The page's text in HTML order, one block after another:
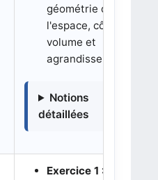
géométrie dans
l'espace, cône,
volume et
agrandissement.
Notions
détaillées
Exercice 1 :